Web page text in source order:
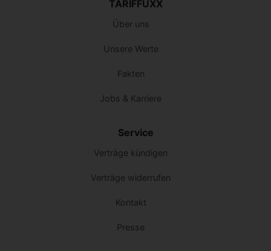
TARIFFUXX
Über uns
Unsere Werte
Fakten
Jobs & Karriere
Service
Verträge kündigen
Verträge widerrufen
Kontakt
Presse